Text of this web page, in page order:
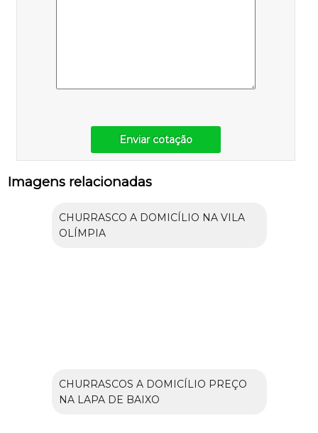
Enviar cotação
Imagens relacionadas
CHURRASCO A DOMICÍLIO NA VILA
OLÍMPIA
CHURRASCOS A DOMICÍLIO PREÇO
NA LAPA DE BAIXO